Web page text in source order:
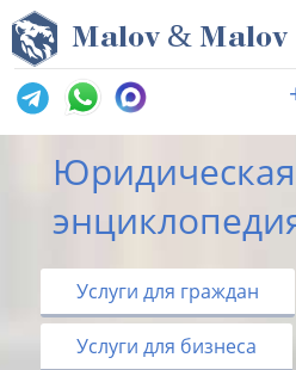
Malov & Malov
Юридическая
Услуги для граждан
Услуги для бизнеса